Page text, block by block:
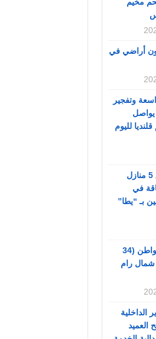
مخيم
أراضي في
وتفجير
يواصل
لليوم
9 إصابات وإحراق 5 منازل
في
بـ “يطا”
الشرطة: مقتل مواطن (34
شمال رام
الداخلية
العميد